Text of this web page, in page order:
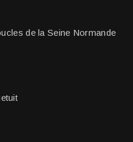
de la Seine Normande